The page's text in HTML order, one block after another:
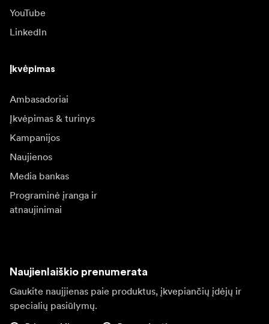
YouTube
LinkedIn
Įkvėpimas
Ambasadoriai
Įkvėpimas & turinys
Kampanijos
Naujienos
Media bankas
Programinė įranga ir
atnaujinimai
Naujienlaiškio prenumerata
Gaukite naujjienas paie produktus, įkvepiančių įdėjų ir
specialių pasiūlymų.